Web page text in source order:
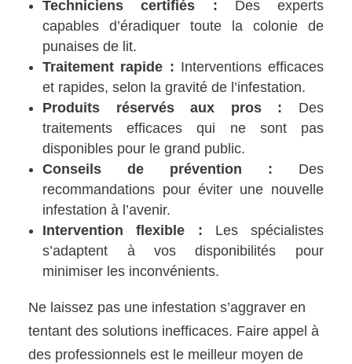
Techniciens certifiés : Des experts
capables d’éradiquer toute la colonie de
punaises de lit.
Traitement rapide : Interventions efficaces
et rapides, selon la gravité de l’infestation.
Produits réservés aux pros : Des
traitements efficaces qui ne sont pas
disponibles pour le grand public.
Conseils de prévention : Des
recommandations pour éviter une nouvelle
infestation à l’avenir.
Intervention flexible : Les spécialistes
s’adaptent à vos disponibilités pour
minimiser les inconvénients.
Ne laissez pas une infestation s’aggraver en
tentant des solutions inefficaces. Faire appel à
des professionnels est le meilleur moyen de